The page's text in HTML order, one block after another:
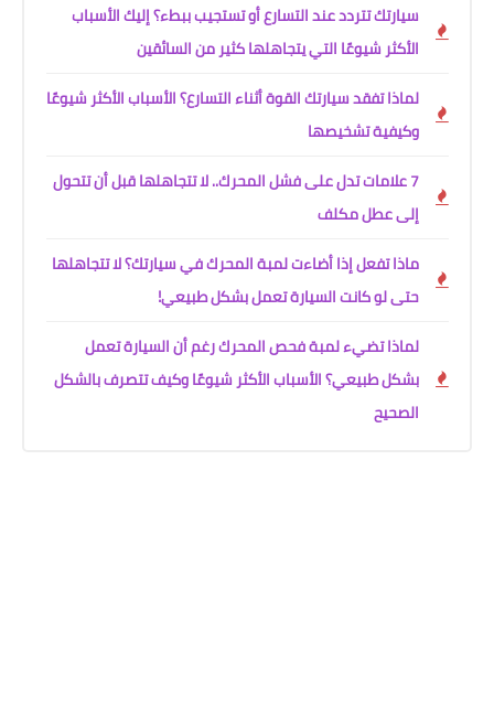
سيارتك تتردد عند التسارع أو تستجيب ببطء؟ إليك الأسباب
الأكثر شيوعًا التي يتجاهلها كثير من السائقين
لماذا تفقد سيارتك القوة أثناء التسارع؟ الأسباب الأكثر شيوعًا
وكيفية تشخيصها
7 علامات تدل على فشل المحرك.. لا تتجاهلها قبل أن تتحول
إلى عطل مكلف
ماذا تفعل إذا أضاءت لمبة المحرك في سيارتك؟ لا تتجاهلها
حتى لو كانت السيارة تعمل بشكل طبيعي!
لماذا تضيء لمبة فحص المحرك رغم أن السيارة تعمل
بشكل طبيعي؟ الأسباب الأكثر شيوعًا وكيف تتصرف بالشكل
الصحيح